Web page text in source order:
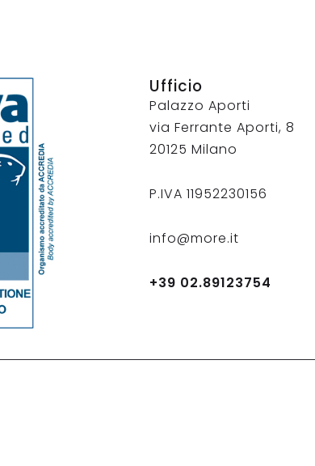
Ufficio
Palazzo Aporti
via Ferrante Aporti, 8
20125 Milano
P.IVA 11952230156
info@more.it
+39 02.89123754